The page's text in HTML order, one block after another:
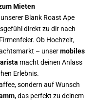
Mieten
Blank Roast Ape
direkt zu dir nach
Ob Hochzeit,
– unsermobiles
macht deinen Anlass
Erlebnis.
sondern auf Wunsch
, das perfekt zu deinem